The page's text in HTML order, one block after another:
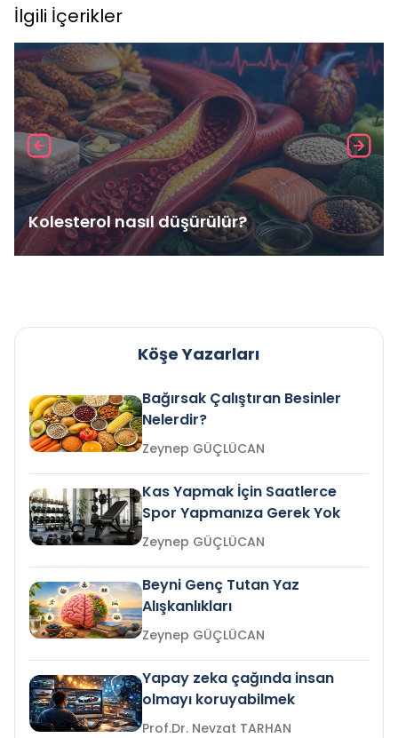
İlgili İçerikler
Kolesterol nasıl düşürülür?
Köşe Yazarları
Bağırsak Çalıştıran Besinler
Nelerdir?
Zeynep GÜÇLÜCAN
Kas Yapmak İçin Saatlerce
Spor Yapmanıza Gerek Yok
Zeynep GÜÇLÜCAN
Beyni Genç Tutan Yaz
Alışkanlıkları
Zeynep GÜÇLÜCAN
Yapay zeka çağında insan
olmayı koruyabilmek
Prof.Dr. Nevzat TARHAN